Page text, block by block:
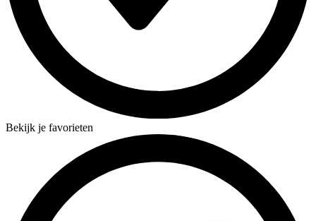
Bekijk je favorieten